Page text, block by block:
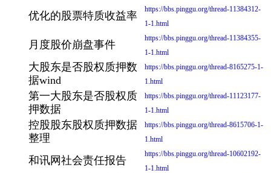
优化的股票特质收益率
https://bbs.pinggu.org/thread-11384312-
1-1.html
月度股价崩盘事件
https://bbs.pinggu.org/thread-11384355-
1-1.html
大股东是否股权质押数
据wind
https://bbs.pinggu.org/thread-8165275-1-
1.html
第一大股东是否股权质
押数据
https://bbs.pinggu.org/thread-11123177-
1-1.html
控股股东股权质押数据
整理
https://bbs.pinggu.org/thread-8615706-1-
1.html
和讯网社会责任报告
https://bbs.pinggu.org/thread-10602192-
1-1.html